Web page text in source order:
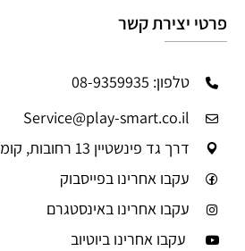
פרטי יצירת קשר
טלפון: 08-9359935
Service@play-smart.co.il
דרך גד פינשטיין 13 רחובות, קומה 3, מחסן 303
עקבו אחרינו בפייסבוק
עקבו אחרינו באינסטגרם
עקבו אחרינו ביוטיוב